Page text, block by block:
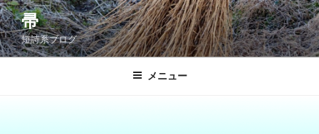
コ
ン
テ
ン
帚
短詩系ブログ
メニュー